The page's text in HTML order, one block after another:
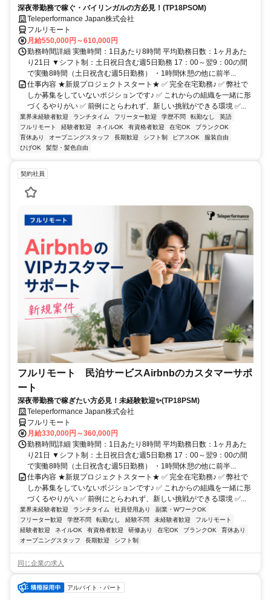
深夜帯勤務で稼ぐ・バイリンガルの方必見！(TP18PSOM)
Teleperformance Japan株式会社
フルリモート
月給550,000円～610,000円
勤務時間詳細 実働時間：1日あたり8時間 平均勤務日数：1ヶ月あた
り21日 ▼シフト制：土日祝日含む週5日勤務 17：00～翌9：00の間
で実働8時間（土日祝含む週5日勤務） ・1時間休憩の他に前半...
仕事内容 ★新規プロジェクトスタート★ ✅ 完全在宅勤務♪ ✅ 弊社で
しか募集をしていないポジションです♪ ✅ これからの組織を一緒に形
づくるやりがい ✅ 前例にとらわれず、新しい挑戦ができる環境 ✅...
業界未経験者歓迎 ランチタイム フリーター歓迎 学歴不問 転勤なし
英語
フルリモート
経験者歓迎 ネイルOK 有資格者歓迎 在宅OK
ブランクOK
育休あり
オープニングスタッフ 長期歓迎 シフト制 ピアスOK
服装自由
ひげOK
髪型・髪色自由
契約社員
フルリモート 民泊サービスAirbnbのカスタマーサポ
ート
深夜帯勤務で稼ぎたい方必見！未経験歓迎✨(TP18PSM)
Teleperformance Japan株式会社
フルリモート
月給330,000円～360,000円
勤務時間詳細 実働時間：1日あたり8時間 平均勤務日数：1ヶ月あた
り21日 ▼シフト制：土日祝日含む週5日勤務 17：00～翌9：00の間
で実働8時間（土日祝含む週5日勤務） ・1時間休憩の他に前半...
仕事内容 ★新規プロジェクトスタート★ ✅ 完全在宅勤務♪ ✅ 弊社で
しか募集をしていないポジションです♪ ✅ これからの組織を一緒に形
づくるやりがい ✅ 前例にとらわれず、新しい挑戦ができる環境 ✅...
業界未経験者歓迎 ランチタイム 社員登用あり
副業・WワークOK
フリーター歓迎
学歴不問 転勤なし 経験不問 未経験者歓迎
フルリモート
経験者歓迎
ネイルOK 有資格者歓迎 研修あり 在宅OK ブランクOK
育休あり
オープニングスタッフ
長期歓迎 シフト制
同じ企業の求人
アルバイト・パート